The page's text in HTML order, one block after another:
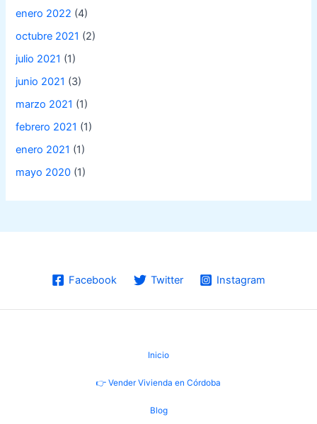
enero 2022 (4)
octubre 2021 (2)
julio 2021 (1)
junio 2021 (3)
marzo 2021 (1)
febrero 2021 (1)
enero 2021 (1)
mayo 2020 (1)
Facebook Twitter Instagram
Inicio
👉 Vender Vivienda en Córdoba
Blog